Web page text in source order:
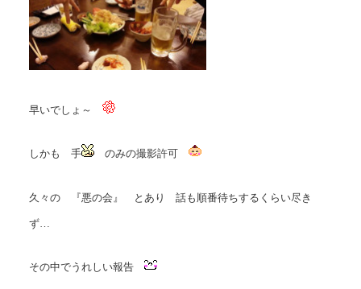
早いでしょ～
しかも 手 のみの撮影許可
久々の 『悪の会』 とあり 話も順番待ちするくらい尽き
ず…
その中でうれしい報告